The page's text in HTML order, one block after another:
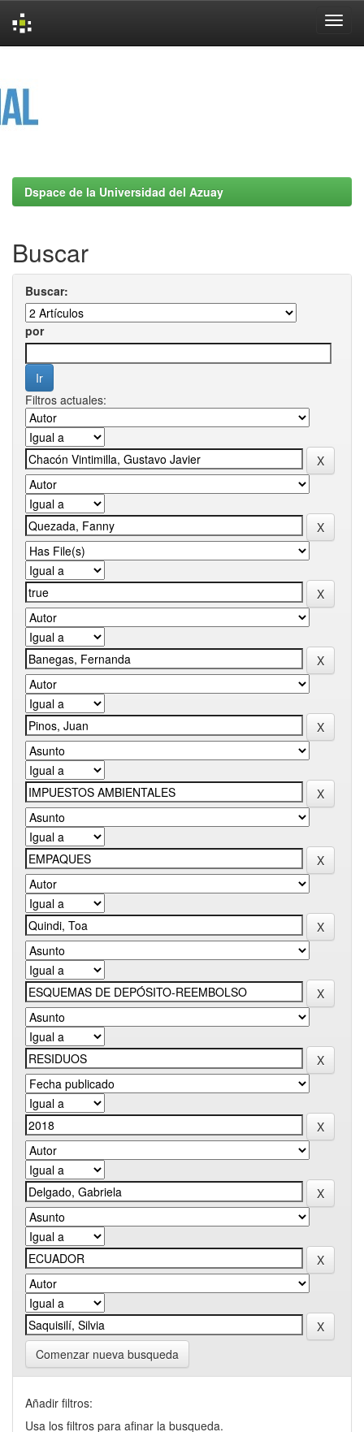
Dspace de la Universidad del Azuay
Buscar
Buscar:
por
Filtros actuales:
Comenzar nueva busqueda
Añadir filtros:
Usa los filtros para afinar la busqueda.